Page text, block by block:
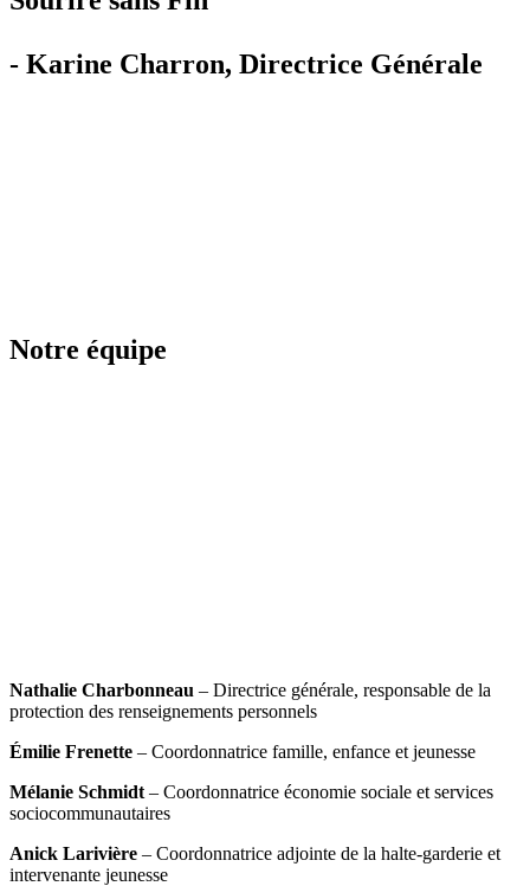
- Karine Charron, Directrice Générale
Notre équipe
Nathalie Charbonneau – Directrice générale, responsable de la
protection des renseignements personnels
Émilie Frenette – Coordonnatrice famille, enfance et jeunesse
Mélanie Schmidt – Coordonnatrice économie sociale et services
sociocommunautaires
Anick Larivière – Coordonnatrice adjointe de la halte-garderie et
intervenante jeunesse